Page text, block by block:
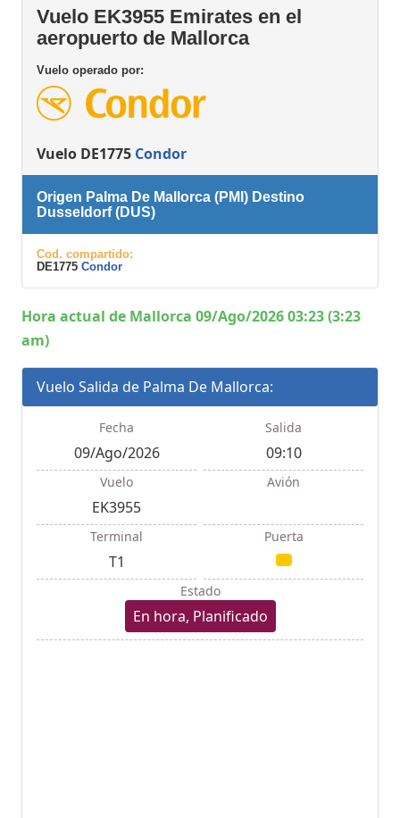
Vuelo EK3955 Emirates en el
aeropuerto de Mallorca
Vuelo operado por:
Vuelo DE1775 Condor
Origen Palma De Mallorca (PMI) Destino
Dusseldorf (DUS)
Cod. compartido:
DE1775 Condor
Hora actual de Mallorca 09/Ago/2026 03:23 (3:23
am)
Vuelo Salida de Palma De Mallorca:
Fecha
09/Ago/2026
Salida
09:10
Vuelo
EK3955
Avión
Terminal
T1
Puerta
Estado
En hora, Planificado